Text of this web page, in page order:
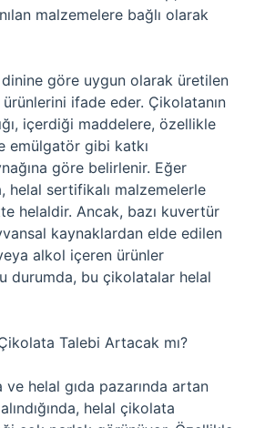
malzemelere bağlı olarak
dinine göre uygun olarak üretilen
ifade eder. Çikolatanın
içerdiği maddelere, özellikle
emülgatör gibi katkı
göre belirlenir. Eğer
helal sertifikalı malzemelerle
helaldir. Ancak, bazı kuvertür
kaynaklardan elde edilen
alkol içeren ürünler
durumda, bu çikolatalar helal
Talebi Artacak mı?
ve helal gıda pazarında artan
helal çikolata